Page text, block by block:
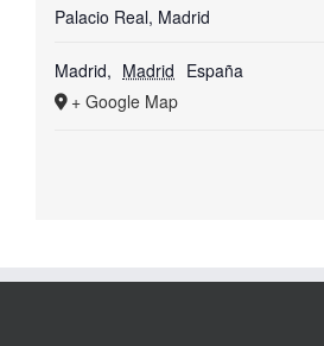
Palacio Real, Madrid
Madrid, Madrid España
+ Google Map